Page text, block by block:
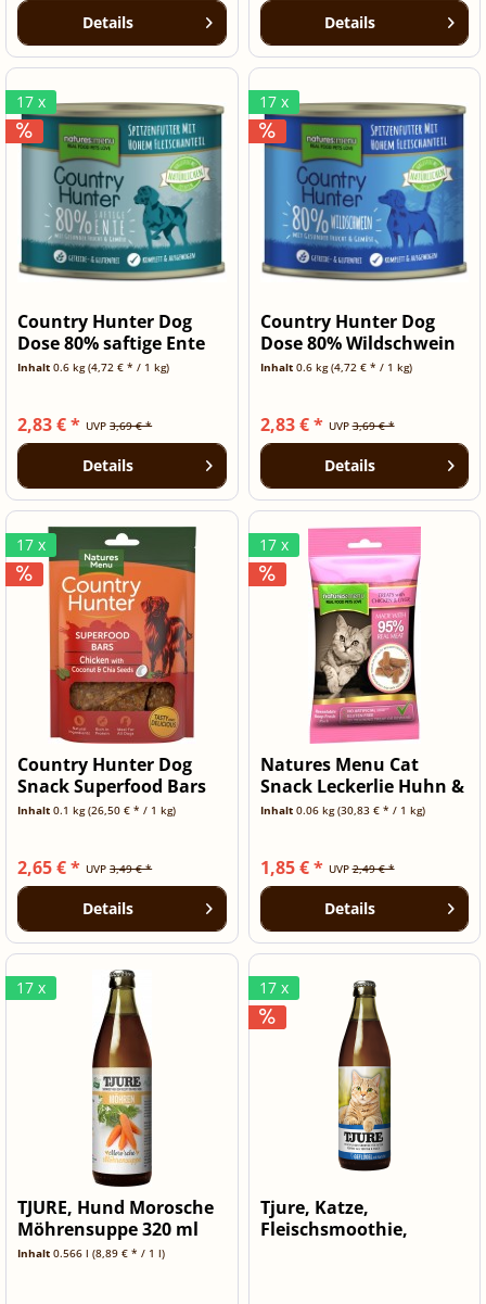
Details Details
17 x
Country Hunter Dog
Dose 80% saftige Ente
600g
Inhalt0.6 kg(4,72 € * / 1 kg)
UVP3,69 € *
2,83 € *
Details
17 x
Country Hunter Dog
Dose 80% Wildschwein
600g
Inhalt 0.6 kg(4,72 € * / 1 kg)
UVP3,69 € *
2,83 € *
Details
17 x
Country Hunter Dog
Snack Superfood Bars
Huhn...
Inhalt0.1 kg(26,50 € * / 1 kg)
UVP3,49 € *
2,65 € *
Details
17 x
Natures Menu Cat
Snack Leckerlie Huhn &
Leber 60g
Inhalt 0.06 kg(30,83 € * / 1 kg)
UVP2,49 € *
1,85 € *
Details
17 x
TJURE, Hund Morosche
Möhrensuppe 320 ml
Inhalt0.566 l(8,89 € * / 1 l)
17 x
Tjure, Katze,
Fleischsmoothie,